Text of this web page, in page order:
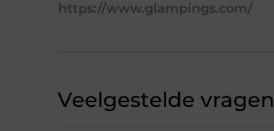
https://www.glampings.com/
Veelgestelde vragen